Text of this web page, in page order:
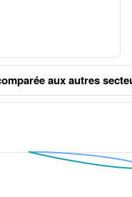
aux autres
n°2
n°2